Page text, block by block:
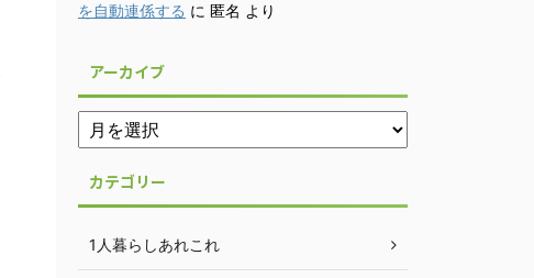
を自動連係する に 匿名 より
アーカイブ
カテゴリー
1人暮らしあれこれ